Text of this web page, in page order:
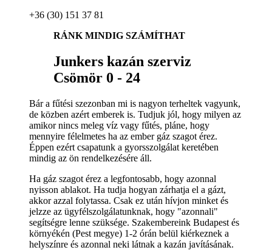
+36 (30) 151 37 81
RÁNK MINDIG SZÁMÍTHAT
Junkers kazán szerviz
Csömör 0 - 24
Bár a fűtési szezonban mi is nagyon terheltek vagyunk,
de közben azért emberek is. Tudjuk jól, hogy milyen az
amikor nincs meleg víz vagy fűtés, pláne, hogy
mennyire félelmetes ha az ember gáz szagot érez.
Éppen ezért csapatunk a gyorsszolgálat keretében
mindig az ön rendelkezésére áll.
Ha gáz szagot érez a legfontosabb, hogy azonnal
nyisson ablakot. Ha tudja hogyan zárhatja el a gázt,
akkor azzal folytassa. Csak ez után hívjon minket és
jelzze az ügyfélszolgálatunknak, hogy "azonnali"
segítségre lenne szüksége. Szakembereink Budapest és
környékén (Pest megye) 1-2 órán belül kiérkeznek a
helyszínre és azonnal neki látnak a kazán javításának.